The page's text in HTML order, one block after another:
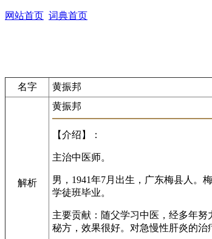
网站首页 词典首页
名字 黄振邦
解析
黄振邦
【介绍】：
主治中医师。
男，1941年7月出生，广东梅县人。
学徒班毕业。
主要贡献：随父学习中医，经多年
秘方，效果很好。对急慢性肝炎的治